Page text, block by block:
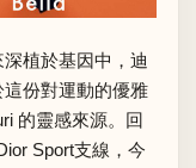
深植於基因中，迪
份對運動的優雅
的靈感來源。回
Sport支線，今